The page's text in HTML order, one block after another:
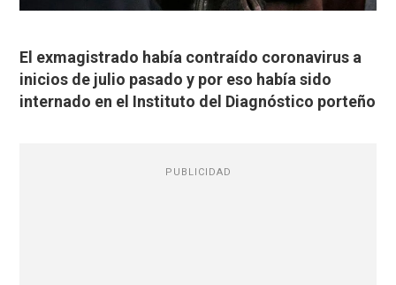
El exmagistrado había contraído coronavirus a
inicios de julio pasado y por eso había sido
internado en el Instituto del Diagnóstico porteño
PUBLICIDAD